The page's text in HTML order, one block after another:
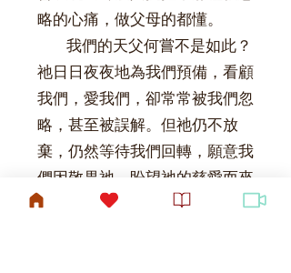
略的心痛，做父母的都懂。
我們的天父何嘗不是如此？
祂日日夜夜地為我們預備，看顧
我們，愛我們，卻常常被我們忽
略，甚至被誤解。但祂仍不放
棄，仍然等待我們回轉，願意我
們因敬畏祂、盼望祂的慈愛而來
親近祂。